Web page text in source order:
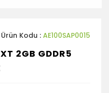
Ürün Kodu : AE100SAP0015
2GB GDDR5